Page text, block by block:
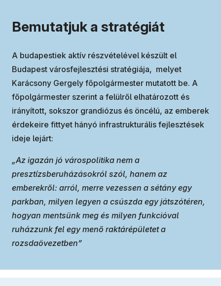
Bemutatjuk a stratégiát
A budapestiek aktív részvételével készült el
Budapest városfejlesztési stratégiája, melyet
Karácsony Gergely főpolgármester mutatott be. A
főpolgármester szerint a felülről elhatározott és
irányított, sokszor grandiózus és öncélú, az emberek
érdekeire fittyet hányó infrastrukturális fejlesztések
ideje lejárt:
„Az igazán jó várospolitika nem a
presztízsberuházásokról szól, hanem az
emberekről: arról, merre vezessen a sétány egy
parkban, milyen legyen a csúszda egy játszótéren,
hogyan mentsünk meg és milyen funkcióval
ruházzunk fel egy menő raktárépületet a
rozsdaövezetben”